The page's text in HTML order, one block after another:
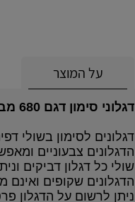
על המוצר
דגלוני סימון דגם 680 מבית חברת 3M.
דגלונים לסימון בשולי
הדגלונים צבעוניים
שולי כל דגלון דביקים
הדגלונים שקופים
ניתן לרשום על הדגלון